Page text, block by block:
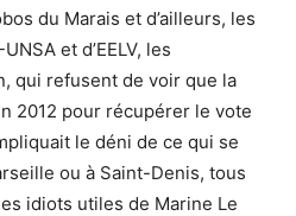
du Marais et d’ailleurs, les
et d’EELV, les
qui refusent de voir que la
2012 pour récupérer le vote
le déni de ce qui se
ou à Saint-Denis, tous
idiots utiles de Marine Le